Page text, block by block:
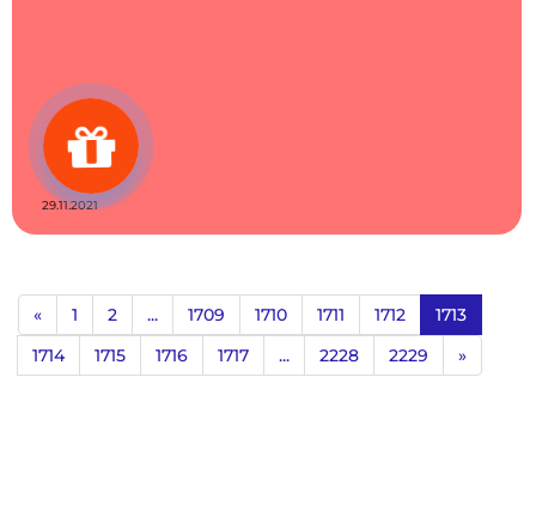
29.11.2021
« 1 2 ... 1709 1710 1711 1712
1713
1714
1715 1716 1717 ... 2228 2229 »